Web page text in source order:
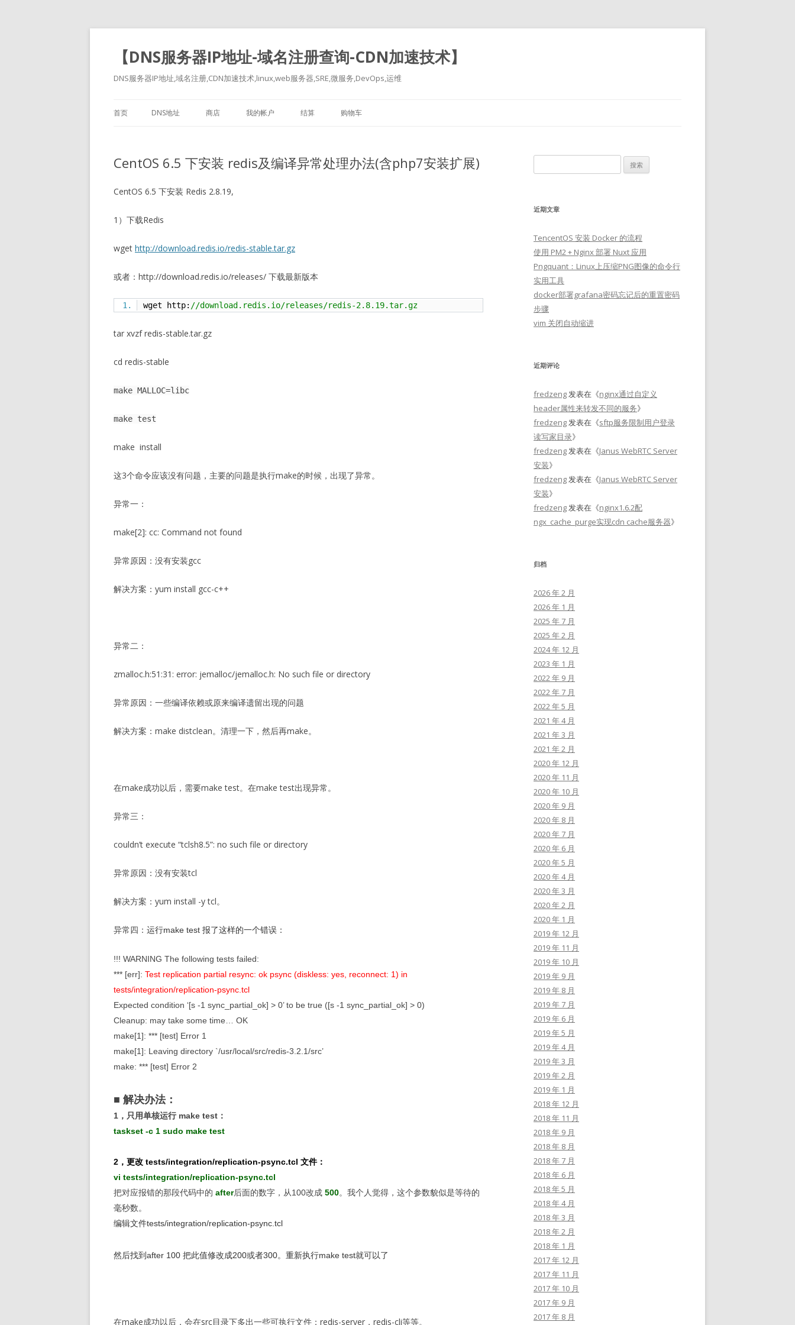
【DNS服务器IP地址-域名注册查询-CDN加速技术】
DNS服务器IP地址,域名注册,CDN加速技术,linux,web服务器,SRE,微服务,DevOps,运维
首页 DNS地址 商店 我的帐户 结算 购物车
CentOS 6.5 下安装 redis及编译异常处理办法(含php7安装扩展)
CentOS 6.5 下安装 Redis 2.8.19,
1）下载Redis
wget http://download.redis.io/redis-stable.tar.gz
或者：http://download.redis.io/releases/ 下载最新版本
wget http: //download.redis.io/releases/redis-2.8.19.tar.gz
tar xvzf redis-stable.tar.gz
cd redis-stable
make MALLOC=libc
make test
make install
这3个命令应该没有问题，主要的问题是执行make的时候，出现了异常。
异常一：
make[2]: cc: Command not found
异常原因：没有安装gcc
解决方案：yum install gcc-c++
异常二：
zmalloc.h:51:31: error: jemalloc/jemalloc.h: No such file or directory
异常原因：一些编译依赖或原来编译遗留出现的问题
解决方案：make distclean。清理一下，然后再make。
在make成功以后，需要make test。在make test出现异常。
异常三：
couldn’t execute “tclsh8.5”: no such file or directory
异常原因：没有安装tcl
解决方案：yum install -y tcl。
异常四： 运行make test 报了这样的一个错误：
!!! WARNING The following tests failed:
*** [err]: Test replication partial resync: ok psync (diskless: yes, reconnect: 1) in
tests/integration/replication-psync.tcl
Expected condition ‘[s -1 sync_partial_ok] > 0’ to be true ([s -1 sync_partial_ok] > 0)
Cleanup: may take some time… OK
make[1]: *** [test] Error 1
make[1]: Leaving directory `/usr/local/src/redis-3.2.1/src’
make: *** [test] Error 2
■ 解决办法：
1，只用单核运行 make test：
taskset -c 1 sudo make test
2，更改 tests/integration/replication-psync.tcl 文件：
vi tests/integration/replication-psync.tcl
把对应报错的那段代码中的 after后面的数字，从100改成 500。我个人觉得，这个参数貌似是等待的
毫秒数。
编辑文件tests/integration/replication-psync.tcl
然后找到after 100 把此值修改成200或者300。重新执行make test就可以了
在make成功以后，会在src目录下多出一些可执行文件：redis-server，redis-cli等等。
索：
近期文章
TencentOS 安装 Docker 的流程
使用 PM2 + Nginx 部署 Nuxt 应用
Pngquant：Linux上压缩PNG图像的命令行
实用工具
docker部署grafana密码忘记后的重置密码
步骤
vim 关闭自动缩进
近期评论
fredzeng发表在《nginx通过自定义
header属性来转发不同的服务》
fredzeng发表在《sftp服务限制用户登录
读写家目录》
fredzeng发表在《Janus WebRTC Server
安装》
fredzeng发表在《Janus WebRTC Server
安装》
fredzeng发表在《nginx1.6.2配
ngx_cache_purge实现cdn cache服务器》
归档
2026 年 2 月
2026 年 1 月
2025 年 7 月
2025 年 2 月
2024 年 12 月
2023 年 1 月
2022 年 9 月
2022 年 7 月
2022 年 5 月
2021 年 4 月
2021 年 3 月
2021 年 2 月
2020 年 12 月
2020 年 11 月
2020 年 10 月
2020 年 9 月
2020 年 8 月
2020 年 7 月
2020 年 6 月
2020 年 5 月
2020 年 4 月
2020 年 3 月
2020 年 2 月
2020 年 1 月
2019 年 12 月
2019 年 11 月
2019 年 10 月
2019 年 9 月
2019 年 8 月
2019 年 7 月
2019 年 6 月
2019 年 5 月
2019 年 4 月
2019 年 3 月
2019 年 2 月
2019 年 1 月
2018 年 12 月
2018 年 11 月
2018 年 9 月
2018 年 8 月
2018 年 7 月
2018 年 6 月
2018 年 5 月
2018 年 4 月
2018 年 3 月
2018 年 2 月
2018 年 1 月
2017 年 12 月
2017 年 11 月
2017 年 10 月
2017 年 9 月
2017 年 8 月